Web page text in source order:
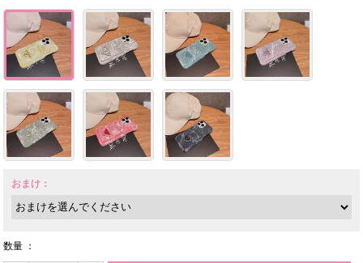
おまけ：
数量 ：